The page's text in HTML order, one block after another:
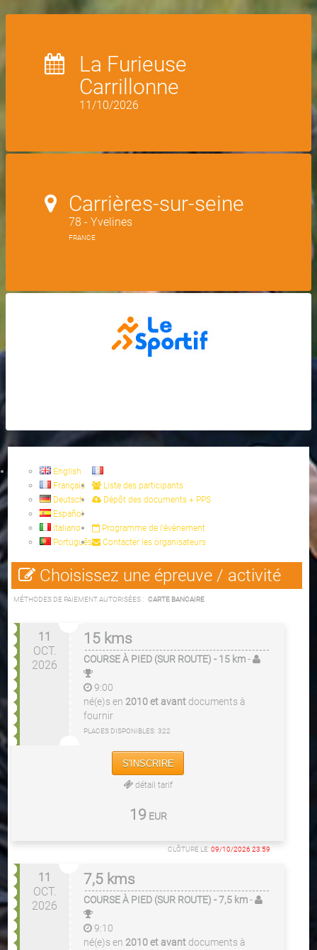
La Furieuse
Carrillonne
11/10/2026
Carrières-sur-seine
78 - Yvelines
FRANCE
English
Français
Deutsch
Español
Italiano
Português
Liste des participants
Dépôt des documents + PPS
Programme de l'évènement
Contacter les organisateurs
Choisissez une épreuve / activité
MÉTHODES DE PAIEMENT AUTORISÉES : CARTE BANCAIRE
11
OCT.
2026
15 kms
COURSE À PIED (SUR ROUTE) - 15 km-
9:00
né(e)s en 2010 et avant documents à
fournir
PLACES DISPONIBLES: 322
S'INSCRIRE
détail tarif
19 EUR
CLÔTURE LE:09/10/2026 23:59
11
OCT.
2026
7,5 kms
COURSE À PIED (SUR ROUTE) - 7,5 km-
9:10
né(e)s en 2010 et avant documents à